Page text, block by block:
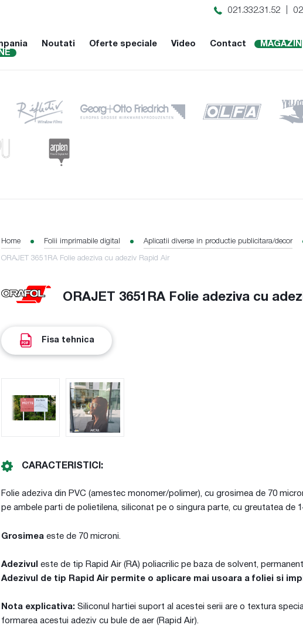
021.332.31.52
Noutati Oferte speciale Video Contact
MAGAZIN
Home Folii imprimabile digital Aplicatii diverse in productie publicitara/decor
ORAJET 3651RA Folie adeziva cu adeziv Rapid Air
ORAJET 3651RA Folie adeziva cu
Fisa tehnica
CARACTERISTICI:
Folie adeziva din PVC (amestec monomer/polimer), cu grosimea de 70
pe ambele parti de polietilena, siliconat pe o singura parte, cu greutatea de
Grosimea este de 70 microni.
Adezivul este de tip Rapid Air (RA) poliacrilic pe baza de solvent,
Adezivul de tip Rapid Air permite o aplicare mai usoara a foliei si
Nota explicativa: Siliconul hartiei suport al acestei serii are o textura
formarea acestui adeziv cu bule de aer (Rapid Air).